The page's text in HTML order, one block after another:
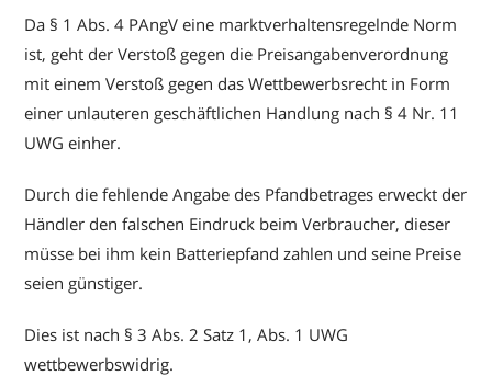
Da § 1 Abs. 4 PAngV eine marktverhaltensregelnde Norm
ist, geht der Verstoß gegen die Preisangabenverordnung
mit einem Verstoß gegen das Wettbewerbsrecht in Form
einer unlauteren geschäftlichen Handlung nach § 4 Nr. 11
UWG einher.
Durch die fehlende Angabe des Pfandbetrages erweckt der
Händler den falschen Eindruck beim Verbraucher, dieser
müsse bei ihm kein Batteriepfand zahlen und seine Preise
seien günstiger.
Dies ist nach § 3 Abs. 2 Satz 1, Abs. 1 UWG
wettbewerbswidrig.